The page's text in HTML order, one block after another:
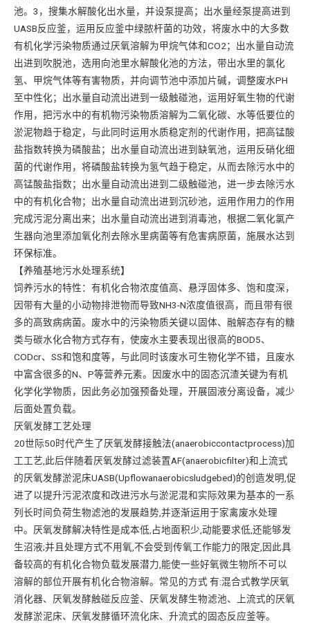
池。3，搜集水解酸化出水量，并设泵提高；出水量经泵提高进到
UASB反应釜，运用反应釜中绿脓杆菌的功效，将废水中的大多数
有机化学污染物质通过厌氧溶解为甲烷气体和CO2；出水量自动流
出进到吹脱池，选用向池里水解酸化池的方法，带出水里的氯化
氢、甲烷气体等有害物质，并向调节池中添加片碱，调整废水PH
至中性化；出水量自动流出进到一级触碰池，运用好氧生物的代谢
作用，把污水中的有机物污染物质溶解为二氧化碳、水等低要位的
淤泥物趋于稳定，与此同时运用水质稳定剂的代谢作用，把高锰酸
盐指数转换为磷酸盐；出水量自动流出进到缺氧池，运用反硝化细
菌的代谢作用，将磷酸盐转换为氢气趋于稳定，从而去除污水中的
高锰酸盐指数；出水量自动流出进到二级触碰池，进一步去除污水
中的有机化合物；出水量自动流出进到沉砂池，运用作用力的作用
完成污泥分离出来；出水量自动流出进到消毒池，根据二氧化氯产
生器向池里添加氧化剂去除水里病菌等有危害病原菌，施展水达到
环保标准。
【养殖基地污水处理系统】
饲养污水的特性：有机化合物浓度值高、悬浮固体多、饱和度深，
因带有大量的小动物排泄物而导致NH3-N浓度值很高，而且带有很
多的高致病病菌。废水中的污染物质关键以固体、融解态存有的糖
类与碳水化合物方式存有，使废水主要表现出很高的BOD5、
CODcr、SS和饱和度等，与此同时该废水可生物化学不错，且废水
中富含很多的N、P等营养元素。因废水中的固态沉渣关键为有机
化学化学物质，因此务必加强预备处理，开展固液分离设备，减少
后面处置负载。
厌氧发酵工艺处理
20世际50时代产生了厌氧发酵接触法(anaerobiccontactprocess)加
工工艺,此后伴随着厌氧发酵过滤装置AF(anaerobicfilter)和上流式
的厌氧发酵淤泥床UASB(Upflowanaerobicsludgebed)的创造发明,促
进了以提升污泥浓度和改进污水与淤泥混和实际效果为基本的一系
列长时间负荷生物滤池的发展趋势,并逐渐运用于家禽废水处理
中。厌氧发酵解决特性是成本低,占地面积少,动能要求低,还能够发
生沼液;并且处理方式不用氧,不会受到传氧工作能力的限定,因此具
备较高的有机化合物负载发展潜力,能使一些好氧微生物所不可以
溶解的部位开展有机化合物溶解。常见的方式 有:混合式教学厌氧
消化器、厌氧发酵触碰反应釜、厌氧发酵生物滤池、上流式的厌氧
发酵淤泥床、厌氧发酵循环流化床、升流式的固态反应釜等。